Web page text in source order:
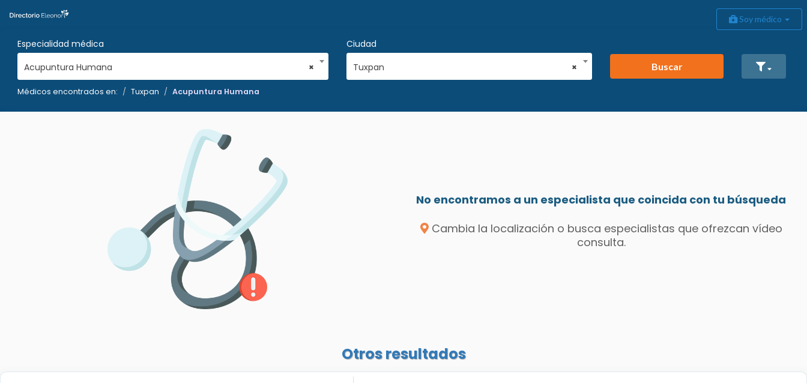
Soy médico
Especialidad médica
×
Acupuntura Humana
Ciudad
×
Tuxpan Buscar
Médicos encontrados en: Tuxpan Acupuntura Humana
No encontramos a un especialista que coincida con tu búsqueda
Cambia la localización o busca especialistas que ofrezcan vídeo
consulta.
Otros resultados